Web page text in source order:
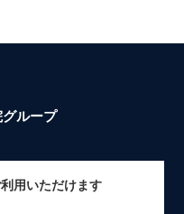
用いただけます